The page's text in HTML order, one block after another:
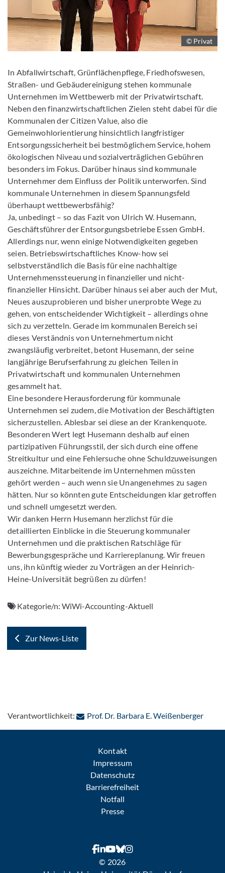
© Privat
In Abfallwirtschaft, Grünflächenpflege, Friedhofswesen,
Straßen- und Gebäudereinigung stehen kommunale
Unternehmen im Wettbewerb mit der Privatwirtschaft.
Neben den finanzwirtschaftlichen Zielen steht dabei für die
Kommunalen der Citizen Value, also die
Gemeinwohlorientierung hinsichtlich langfristiger
Entsorgungssicherheit bei bestmöglichem Service, hohem
ökologischen Niveau und sozialverträglichen Gebühren
besonders im Fokus. Darüber hinaus sind kommunale
Unternehmer dem Einfluss der Politik unterworfen. Sind
kommunale Unternehmen in diesem Spannungsfeld
überhaupt wettbewerbsfähig?
Ja, unbedingt – so das Fazit von Ulrich W. Husemann,
Geschäftsführer der Entsorgungsbetriebe Essen GmbH.
Allerdings nur, wenn einige Notwendigkeiten gegeben
seien. Betriebswirtschaftliches Know-how sei
selbstverständlich die Basis für eine nachhaltige
Unternehmenssteuerung in finanzieller und nicht-
finanzieller Hinsicht. Darüber hinaus sei aber auch der Mut,
Neues auszuprobieren und bisher unerprobte Wege zu
gehen, von entscheidender Wichtigkeit – allerdings ohne
sich zu verzetteln. Gerade im kommunalen Bereich sei
dieses Verständnis von Unternehmertum nicht
zwangsläufig verbreitet, betont Husemann, der seine
langjährige Berufserfahrung zu gleichen Teilen in
Privatwirtschaft und kommunalen Unternehmen
gesammelt hat.
Eine besondere Herausforderung für kommunale
Unternehmen sei zudem, die Motivation der Beschäftigten
sicherzustellen. Ablesbar sei diese an der Krankenquote.
Besonderen Wert legt Husemann deshalb auf einen
partizipativen Führungsstil, der sich durch eine offene
Streitkultur und eine Fehlersuche ohne Schuldzuweisungen
auszeichne. Mitarbeitende im Unternehmen müssten
gehört werden – auch wenn sie Unangenehmes zu sagen
hätten. Nur so könnten gute Entscheidungen klar getroffen
und schnell umgesetzt werden.
Wir danken Herrn Husemann herzlichst für die
detaillierten Einblicke in die Steuerung kommunaler
Unternehmen und die praktischen Ratschläge für
Bewerbungsgespräche und Karriereplanung. Wir freuen
uns, ihn künftig wieder zu Vorträgen an der Heinrich-
Heine-Universität begrüßen zu dürfen!
Kategorie/n:WiWi-Accounting-Aktuell
Zur News-Liste
Verantwortlichkeit: Prof. Dr. Barbara E. Weißenberger: Per
Kontakt
Impressum
Datenschutz
Barrierefreiheit
Notfall
Presse
© 2026